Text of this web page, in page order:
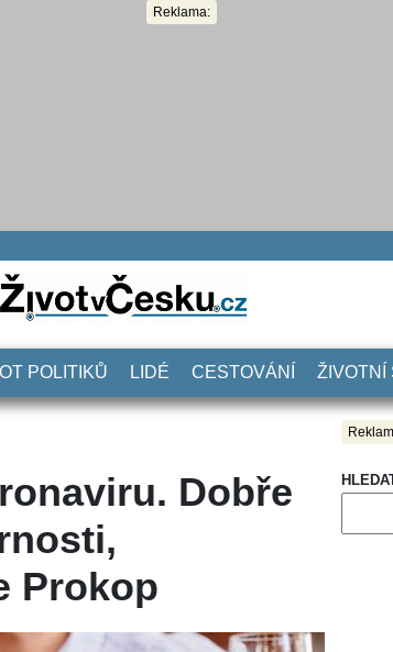
Reklama:
POLITIKŮ LIDÉ CESTOVÁNÍ ŽIVOTNÍ
Dobře
Prokop